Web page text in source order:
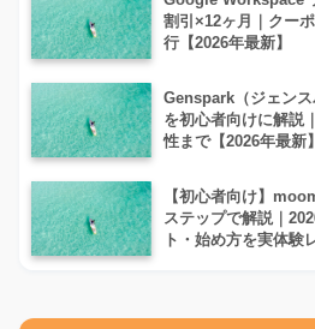
割引×12ヶ月｜クー
行【2026年最新】
Genspark（ジェン
を初心者向けに解説
性まで【2026年最新】
【初心者向け】
ステップで解説｜
ト・始め方を実体験